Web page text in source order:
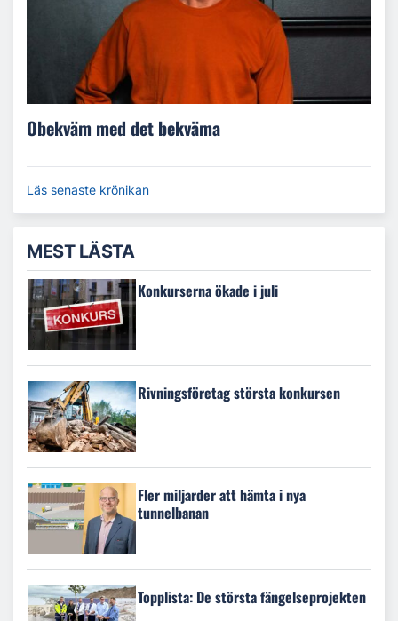
Obekväm med det bekväma
Läs senaste krönikan
MEST LÄSTA
Konkurserna ökade i juli
Rivningsföretag största konkursen
Fler miljarder att hämta i nya
tunnelbanan
Topplista: De största fängelseprojekten